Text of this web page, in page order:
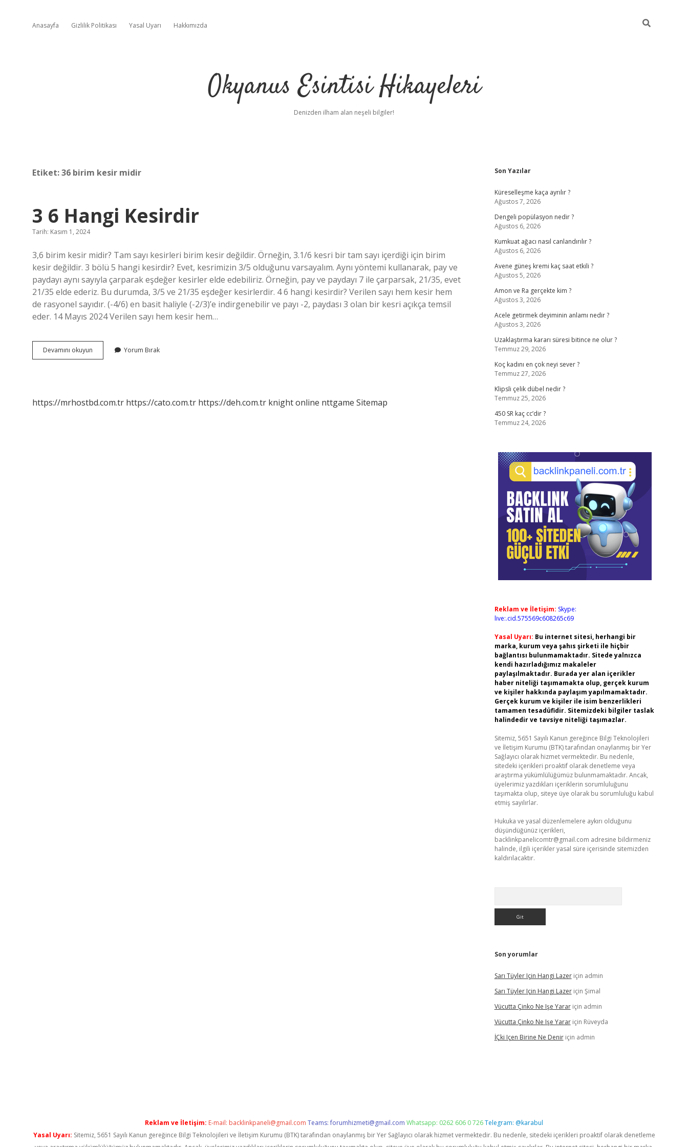
Anasayfa Gizlilik Politikası Yasal Uyarı Hakkımızda
Okyanus Esintisi Hikayeleri
Denizden ilham alan neşeli bilgiler!
Etiket:36 birim kesir midir
3 6 Hangi Kesirdir
Tarih: Kasım 1, 2024
3,6 birim kesir midir? Tam sayı kesirleri birim kesir değildir. Örneğin, 3.1/6 kesri bir tam sayı içerdiği için birim
kesir değildir. 3 bölü 5 hangi kesirdir? Evet, kesrimizin 3/5 olduğunu varsayalım. Aynı yöntemi kullanarak, pay ve
paydayı aynı sayıyla çarparak eşdeğer kesirler elde edebiliriz. Örneğin, pay ve paydayı 7 ile çarparsak, 21/35, evet
21/35 elde ederiz. Bu durumda, 3/5 ve 21/35 eşdeğer kesirlerdir. 4 6 hangi kesirdir? Verilen sayı hem kesir hem
de rasyonel sayıdır. (-4/6) en basit haliyle (-2/3)’e indirgenebilir ve payı -2, paydası 3 olan bir kesri açıkça temsil
eder. 14 Mayıs 2024 Verilen sayı hem kesir hem…
Devamını okuyun
6
Yorum Bırak
https://mrhostbd.com.tr https://cato.com.tr https://deh.com.tr knight online nttgame Sitemap
Sidebar
Son Yazılar
Küreselleşme kaça ayrılır ?
Ağustos 7, 2026
Dengeli popülasyon nedir ?
Ağustos 6, 2026
Kumkuat ağacı nasıl canlandırılır ?
Ağustos 6, 2026
Avene güneş kremi kaç saat etkili ?
Ağustos 5, 2026
Amon ve Ra gerçekte kim ?
Ağustos 3, 2026
Acele getirmek deyiminin anlamı nedir ?
Ağustos 3, 2026
Uzaklaştırma kararı süresi bitince ne olur ?
Temmuz 29, 2026
Koç kadını en çok neyi sever ?
Temmuz 27, 2026
Klipsli çelik dübel nedir ?
Temmuz 25, 2026
450 SR kaç cc’dir ?
Temmuz 24, 2026
Reklam ve İletişim: Skype:
live:.cid.575569c608265c69
Yasal Uyarı: Bu internet sitesi, herhangi bir
marka, kurum veya şahıs şirketi ile hiçbir
bağlantısı bulunmamaktadır. Sitede yalnızca
kendi hazırladığımız makaleler
paylaşılmaktadır. Burada yer alan içerikler
haber niteliği taşımamakta olup, gerçek kurum
ve kişiler hakkında paylaşım yapılmamaktadır.
Gerçek kurum ve kişiler ile isim benzerlikleri
tamamen tesadüfidir. Sitemizdeki bilgiler taslak
halindedir ve tavsiye niteliği taşımazlar.
Sitemiz, 5651 Sayılı Kanun gereğince Bilgi Teknolojileri
ve İletişim Kurumu (BTK) tarafından onaylanmış bir Yer
Sağlayıcı olarak hizmet vermektedir. Bu nedenle,
sitedeki içerikleri proaktif olarak denetleme veya
araştırma yükümlülüğümüz bulunmamaktadır. Ancak,
üyelerimiz yazdıkları içeriklerin sorumluluğunu
taşımakta olup, siteye üye olarak bu sorumluluğu kabul
etmiş sayılırlar.
Hukuka ve yasal düzenlemelere aykırı olduğunu
düşündüğünüz içerikleri,
backlinkpanelicomtr@gmail.com adresine bildirmeniz
halinde, ilgili içerikler yasal süre içerisinde sitemizden
kaldırılacaktır.
Son yorumlar
Sarı Tüyler Için Hangi Lazeriçin admin
Sarı Tüyler Için Hangi Lazeriçin Şimal
Vücutta Çinko Ne Işe Yarariçin admin
Vücutta Çinko Ne Işe Yarariçin Rüveyda
İÇki Içen Birine Ne Deniriçin admin
Reklam ve İletişim: E-mail: backlinkpaneli@gmail.com Teams:forumhizmeti@gmail.com Whatsapp: 0262 606 0 726Telegram: @karabul
Yasal Uyarı: Sitemiz, 5651 Sayılı Kanun gereğince Bilgi Teknolojileri ve İletişim Kurumu (BTK) tarafından onaylanmış bir Yer Sağlayıcı olarak hizmet vermektedir. Bu nedenle, sitedeki içerikleri proaktif olarak denetleme